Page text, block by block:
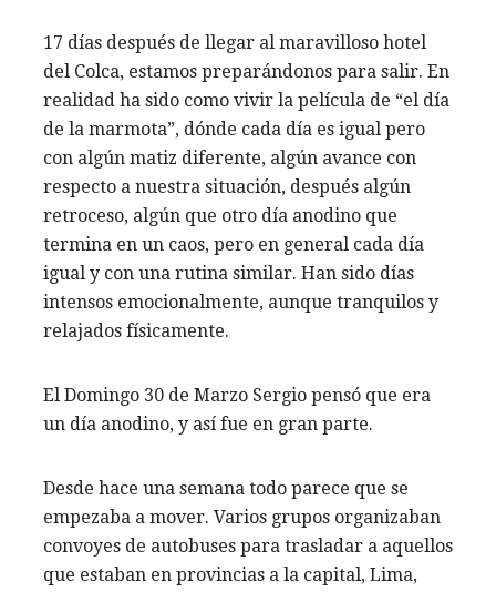
17 días después de llegar al maravilloso hotel
del Colca, estamos preparándonos para salir. En
realidad ha sido como vivir la película de “el día
de la marmota”, dónde cada día es igual pero
con algún matiz diferente, algún avance con
respecto a nuestra situación, después algún
retroceso, algún que otro día anodino que
termina en un caos, pero en general cada día
igual y con una rutina similar. Han sido días
intensos emocionalmente, aunque tranquilos y
relajados físicamente.
El Domingo 30 de Marzo Sergio pensó que era
un día anodino, y así fue en gran parte.
Desde hace una semana todo parece que se
empezaba a mover. Varios grupos organizaban
convoyes de autobuses para trasladar a aquellos
que estaban en provincias a la capital, Lima,